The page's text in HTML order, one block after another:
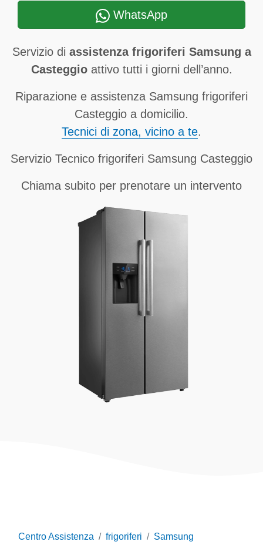
WhatsApp
Servizio di assistenza frigoriferi Samsung a
Casteggioattivo tutti i giorni dell’anno.
Riparazione e assistenza Samsung frigoriferi
Casteggio a domicilio.
Tecnici di zona, vicino a te.
Servizio Tecnico frigoriferi Samsung Casteggio
Chiama subito per prenotare un intervento
Centro Assistenza frigoriferi
Samsung